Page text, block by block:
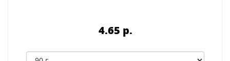
4.65 p.